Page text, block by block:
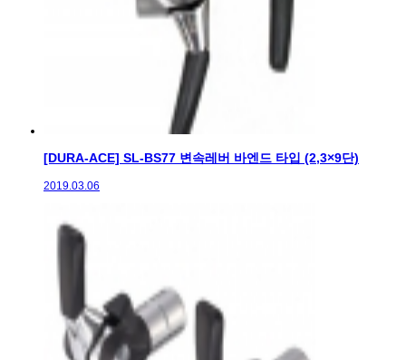
[DURA-ACE] SL-BS77 변속레버 바엔드 타입 (2,3×9단)
2019.03.06